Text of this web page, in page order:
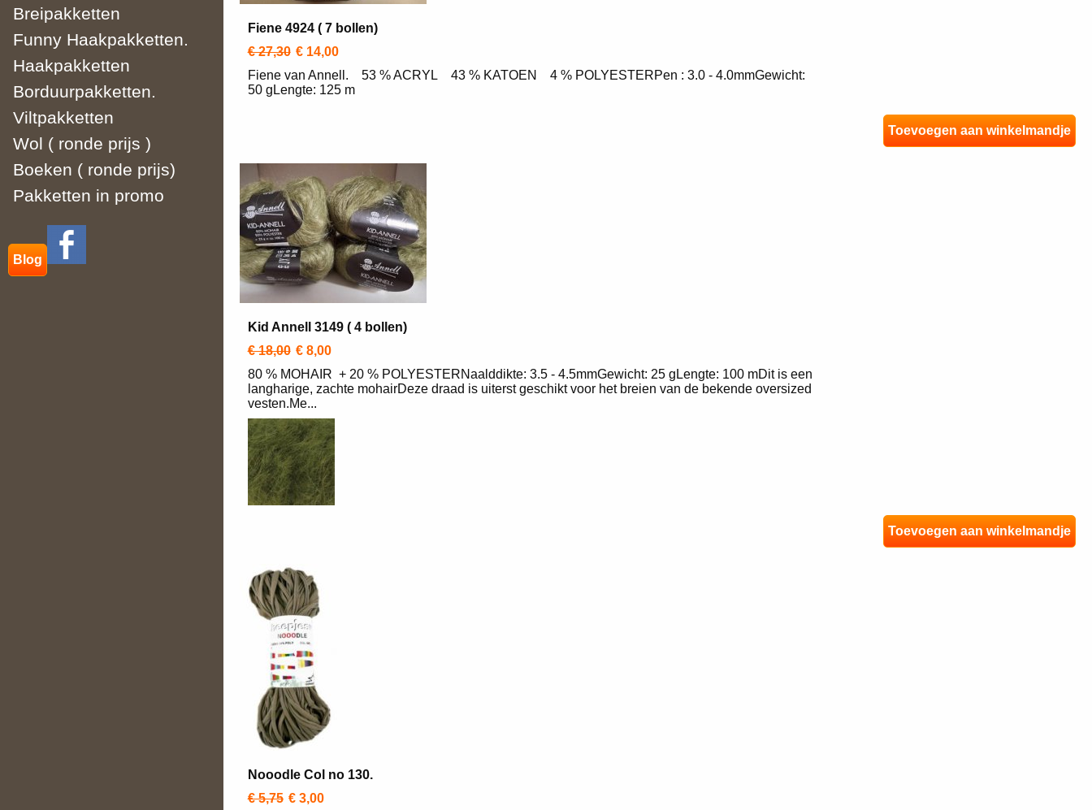
Breipakketten
Funny Haakpakketten.
Haakpakketten
Borduurpakketten.
Viltpakketten
Wol ( ronde prijs )
Boeken ( ronde prijs)
Pakketten in promo
Blog
Fiene 4924 ( 7 bollen)
€ 27,30 € 14,00
Fiene van Annell. 53 % ACRYL 43 % KATOEN 4 % POLYESTERPen : 3.0 - 4.0mmGewicht:
50 gLengte: 125 m
Toevoegen aan winkelmandje
Kid Annell 3149 ( 4 bollen)
€ 18,00 € 8,00
80 % MOHAIR + 20 % POLYESTERNaalddikte: 3.5 - 4.5mmGewicht: 25 gLengte: 100 mDit is een
langharige, zachte mohairDeze draad is uiterst geschikt voor het breien van de bekende oversized
vesten.Me...
Toevoegen aan winkelmandje
Nooodle Col no 130.
€ 5,75 € 3,00